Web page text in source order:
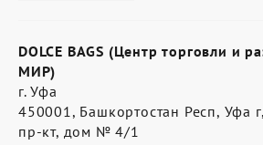
DOLCE BAGS (Центр торговли и
МИР)
г. Уфа
450001, Башкортостан Респ, Уфа
пр-кт, дом № 4/1